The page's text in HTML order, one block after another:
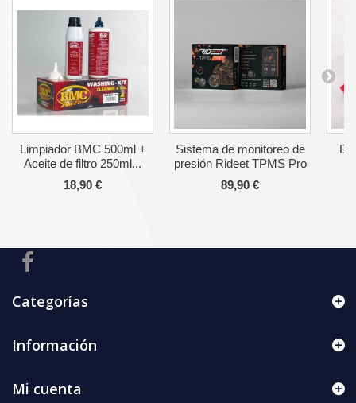
Limpiador BMC 500ml +
Aceite de filtro 250ml...
18,90 €
Sistema de monitoreo de
presión Rideet TPMS Pro
89,90 €
Categorías
Información
Mi cuenta